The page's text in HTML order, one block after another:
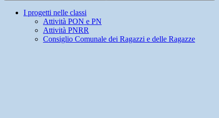
I progetti nelle classi
Attività PON e PN
Attività PNRR
Consiglio Comunale dei Ragazzi e delle Ragazze